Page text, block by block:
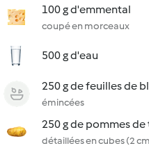
100 g d'emmental
coupé en morceaux
500 g d'eau
250 g de feuilles de
émincées
250 g de pommes
détaillées en cubes (2